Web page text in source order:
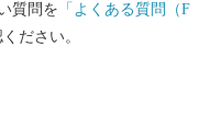
質問を 「よくある質問（F
ださい。